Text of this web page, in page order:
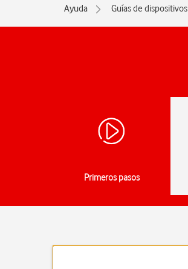
Ayuda Guías de dispositivos
Primeros pasos